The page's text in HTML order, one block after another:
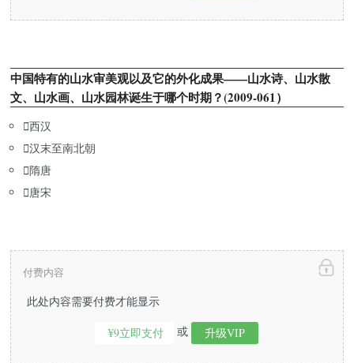
中国特有的山水审美观以及它的外化成果——山水诗、山水散
文、山水画、山水园林诞生于哪个时期？(2009-061）
西汉
汉末至南北朝
隋唐
唐宋
此处内容需要付费才能显示
¥9立即支付 或 升级VIP
付费内容